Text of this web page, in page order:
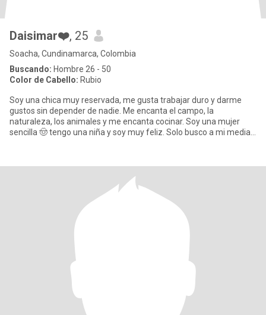
Daisimar❤️, 25
Soacha, Cundinamarca, Colombia
Buscando: Hombre 26 - 50
Color de Cabello: Rubio
Soy una chica muy reservada, me gusta trabajar duro y darme
gustos sin depender de nadie. Me encanta el campo, la
naturaleza, los animales y me encanta cocinar. Soy una mujer
sencilla 🤠 tengo una niña y soy muy feliz. Solo busco a mi media